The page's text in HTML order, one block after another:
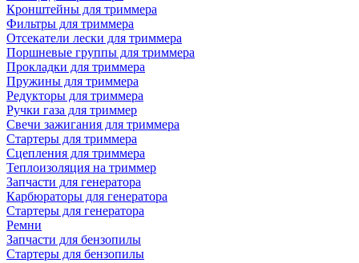
Кронштейны для триммера
Фильтры для триммера
Отсекатели лески для триммера
Поршневые группы для триммера
Прокладки для триммера
Пружины для триммера
Редукторы для триммера
Ручки газа для триммер
Свечи зажигания для триммера
Стартеры для триммера
Сцепления для триммера
Теплоизоляция на триммер
Запчасти для генератора
Карбюраторы для генератора
Стартеры для генератора
Ремни
Запчасти для бензопилы
Стартеры для бензопилы